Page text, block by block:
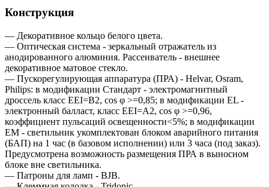
Конструкция
— Декоративное кольцо белого цвета.
— Оптическая система - зеркальный отражатель из
анодированного алюминия. Рассеиватель - внешнее
декоративное матовое стекло.
— Пускорегулирующая аппаратура (ПРА) - Helvar, Osram,
Philips: в модификации Стандарт - электромагнитный
дроссель класс EEI=B2, cos φ >=0,85; в модификации EL -
электронный балласт, класс EEI=A2, cos φ >=0,96,
коэффициент пульсаций освещенности<5%; в модификации
EM - светильник укомплектован блоком аварийного питания
(БАП) на 1 час (в базовом исполнении) или 3 часа (под заказ).
Предусмотрена возможность размещения ПРА в выносном
блоке вне светильника.
— Патроны для ламп - BJB.